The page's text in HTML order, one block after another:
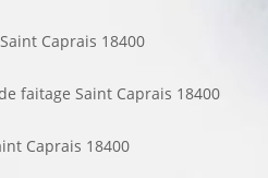
Caprais 18400
faitage Saint Caprais 18400
Caprais 18400